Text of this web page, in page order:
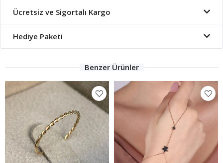
Ücretsiz ve Sigortalı Kargo
Hediye Paketi
Benzer Ürünler